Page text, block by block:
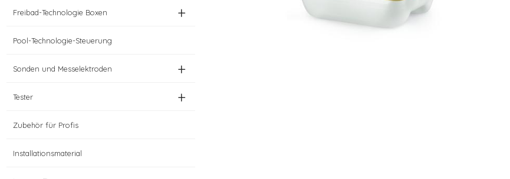
Freibad-Technologie Boxen +
Pool-Technologie-Steuerung
Sonden und Messelektroden +
Tester +
Zubehör für Profis
Installationsmaterial